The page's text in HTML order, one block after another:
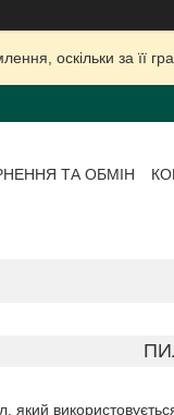
оскільки за її
ТА ОБМІН
який